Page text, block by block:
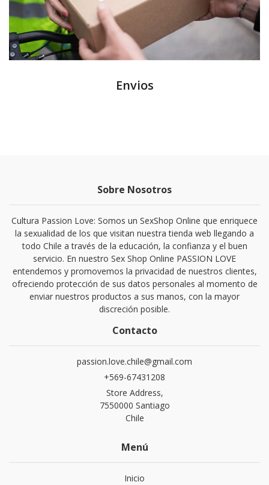
Envios
Sobre Nosotros
Cultura Passion Love: Somos un SexShop Online que enriquece
la sexualidad de los que visitan nuestra tienda web llegando a
todo Chile a través de la educación, la confianza y el buen
servicio. En nuestro Sex Shop Online PASSION LOVE
entendemos y promovemos la privacidad de nuestros clientes,
ofreciendo protección de sus datos personales al momento de
enviar nuestros productos a sus manos, con la mayor
discreción posible.
Contacto
passion.love.chile@gmail.com
+569-67431208
Store Address,
7550000 Santiago
Chile
Menú
Inicio